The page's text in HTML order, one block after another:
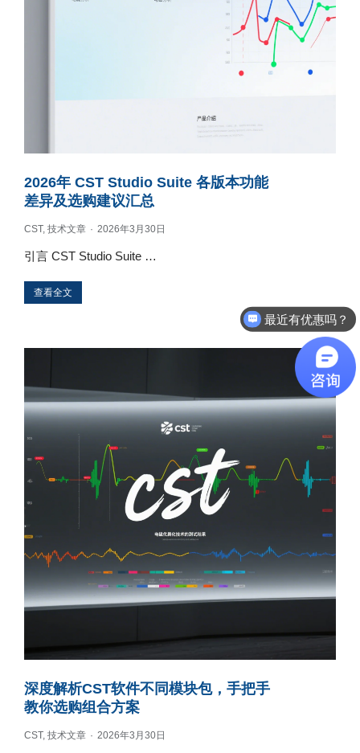
2026年 CST Studio Suite 各版本功能
差异及选购建议汇总
CST, 技术文章 2026年3月30日
引言 CST Studio Suite …
查看全文
深度解析CST软件不同模块包，手把手
教你选购组合方案
CST, 技术文章 2026年3月30日
产品可以试用吗？